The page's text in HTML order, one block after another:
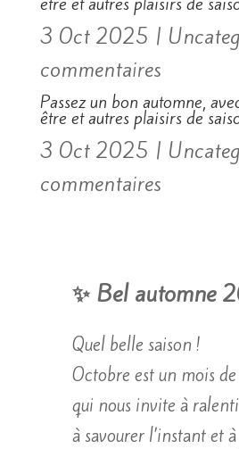
3 Oct 2025 |
commentaires
Passez un bon automne,
être et autres plaisirs de
3 Oct 2025 |
commentaires
✨ Bel automne
Quel belle saison !
Octobre est un mois
qui nous invite à
à savourer l’instant et